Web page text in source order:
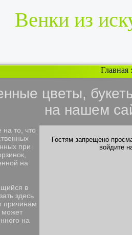
Венки из
Главная
цветы,
на нашем
то, что
при
на
в
здесь
причинам
может
на
Гостям запрещено
войдите